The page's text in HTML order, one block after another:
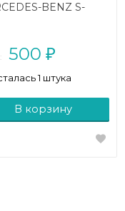
BENZ S-
500 ₽
1 штука
В корзину